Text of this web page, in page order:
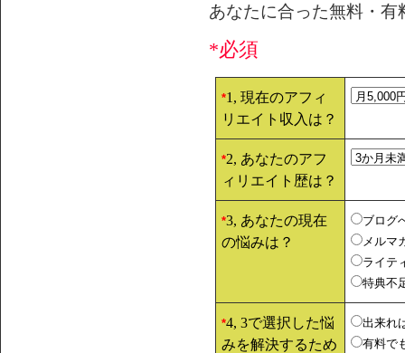
あなたに合った無料・
*必須
*1, 現在のアフィ
リエイト収入は？
*2, あなたのアフ
ィリエイト歴は？
*3, あなたの現在
の悩みは？
ブログ
メルマ
ライテ
特典不
*4, 3で選択した悩
みを解決するため
出来れ
有料で